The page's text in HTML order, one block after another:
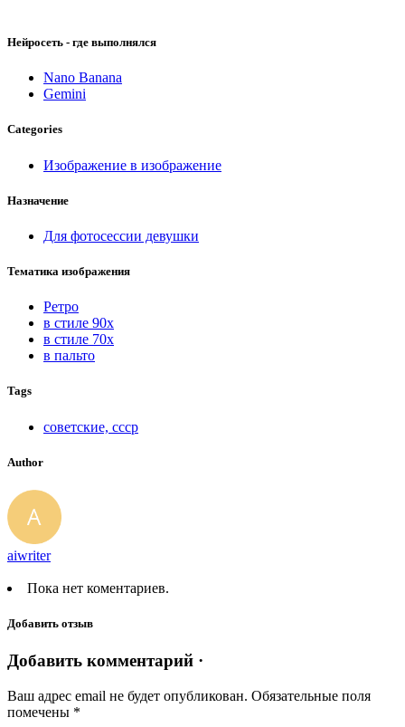
Нейросеть - где выполнялся
Nano Banana
Gemini
Categories
Изображение в изображение
Назначение
Для фотосессии девушки
Тематика изображения
Ретро
в стиле 90х
в стиле 70х
в пальто
Tags
советские, ссср
Author
aiwriter
Пока нет коментариев.
Добавить отзыв
Добавить комментарий ·
Ваш адрес email не будет опубликован. Обязательные поля
помечены *